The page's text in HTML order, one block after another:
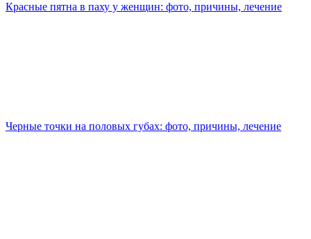
Красные пятна в паху у женщин: фото, причины, лечение
Черные точки на половых губах: фото, причины, лечение